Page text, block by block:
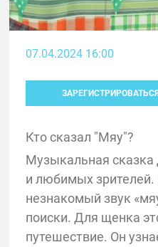
07.04.2024 16:00
Кто сказал "Мяу"?
Музыкальная
и любимых
незнакомый звук
поиски. Для щенка
путешествие. Он